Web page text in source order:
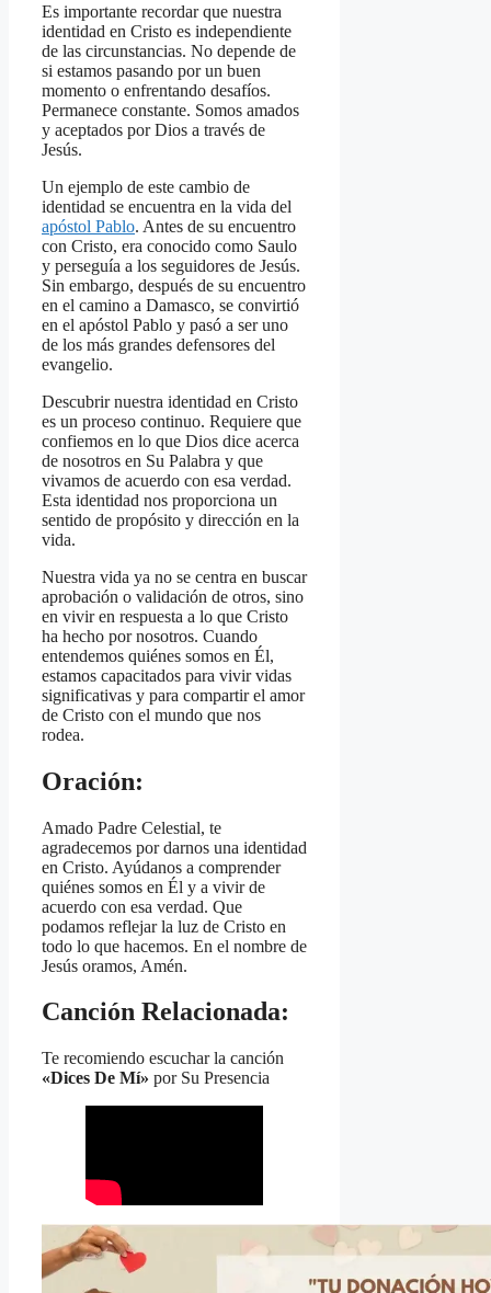
Es importante recordar que nuestra
identidad en Cristo es independiente
de las circunstancias. No depende de
si estamos pasando por un buen
momento o enfrentando desafíos.
Permanece constante. Somos amados
y aceptados por Dios a través de
Jesús.
Un ejemplo de este cambio de
identidad se encuentra en la vida del
apóstol Pablo. Antes de su encuentro
con Cristo, era conocido como Saulo
y perseguía a los seguidores de Jesús.
Sin embargo, después de su encuentro
en el camino a Damasco, se convirtió
en el apóstol Pablo y pasó a ser uno
de los más grandes defensores del
evangelio.
Descubrir nuestra identidad en Cristo
es un proceso continuo. Requiere que
confiemos en lo que Dios dice acerca
de nosotros en Su Palabra y que
vivamos de acuerdo con esa verdad.
Esta identidad nos proporciona un
sentido de propósito y dirección en la
vida.
Nuestra vida ya no se centra en buscar
aprobación o validación de otros, sino
en vivir en respuesta a lo que Cristo
ha hecho por nosotros. Cuando
entendemos quiénes somos en Él,
estamos capacitados para vivir vidas
significativas y para compartir el amor
de Cristo con el mundo que nos
rodea.
Oración:
Amado Padre Celestial, te
agradecemos por darnos una identidad
en Cristo. Ayúdanos a comprender
quiénes somos en Él y a vivir de
acuerdo con esa verdad. Que
podamos reflejar la luz de Cristo en
todo lo que hacemos. En el nombre de
Jesús oramos, Amén.
Canción Relacionada:
Te recomiendo escuchar la canción
«Dices De Mí» por Su Presencia